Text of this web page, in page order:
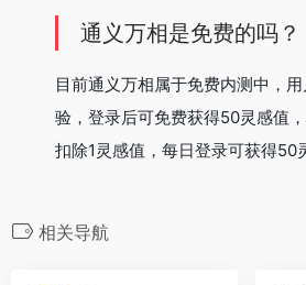
通义万相是免费的吗？
目前通义万相属于免费内测中，
验，登录后可免费获得50灵感值
扣除1灵感值，每日登录可获得50
相关导航